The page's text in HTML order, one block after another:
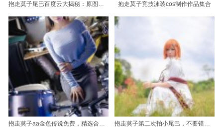
抱走莫子尾巴百度云大揭秘：原图集欣赏 抱走莫子竞技泳装cos制作作品集合